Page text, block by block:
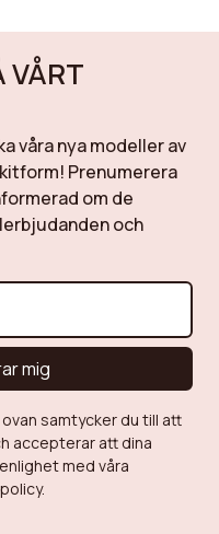
VÅRT
våra nya modeller av
Prenumerera
om de
och
mig
samtycker du till att
accepterar att dina
med våra